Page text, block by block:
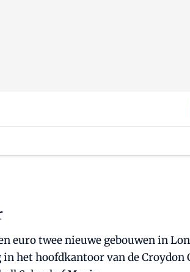
euro twee nieuwe gebouwen in
het hoofdkantoor van de Croydon